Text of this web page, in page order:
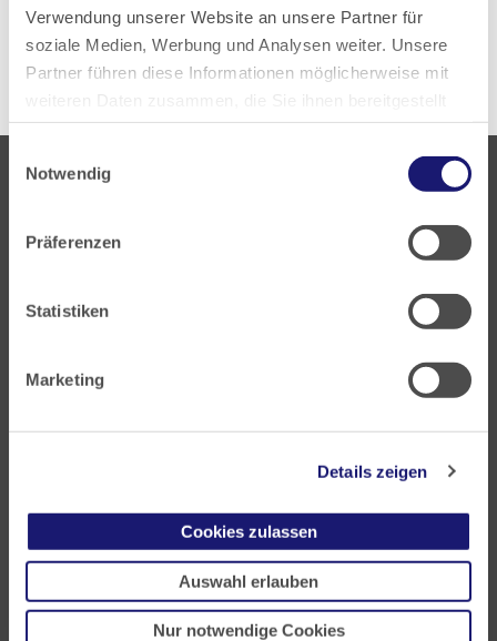
Verwendung unserer Website an unsere Partner für
soziale Medien, Werbung und Analysen weiter. Unsere
Partner führen diese Informationen möglicherweise mit
haben oder die sie im Rahmen Ihrer Nutzung der Dienste
Notwendig
Präferenzen
Statistiken
Marketing
Details zeigen
Cookies zulassen
Auswahl erlauben
Nur notwendige Cookies
Zurück zur Übersicht
60335 Frankfurt